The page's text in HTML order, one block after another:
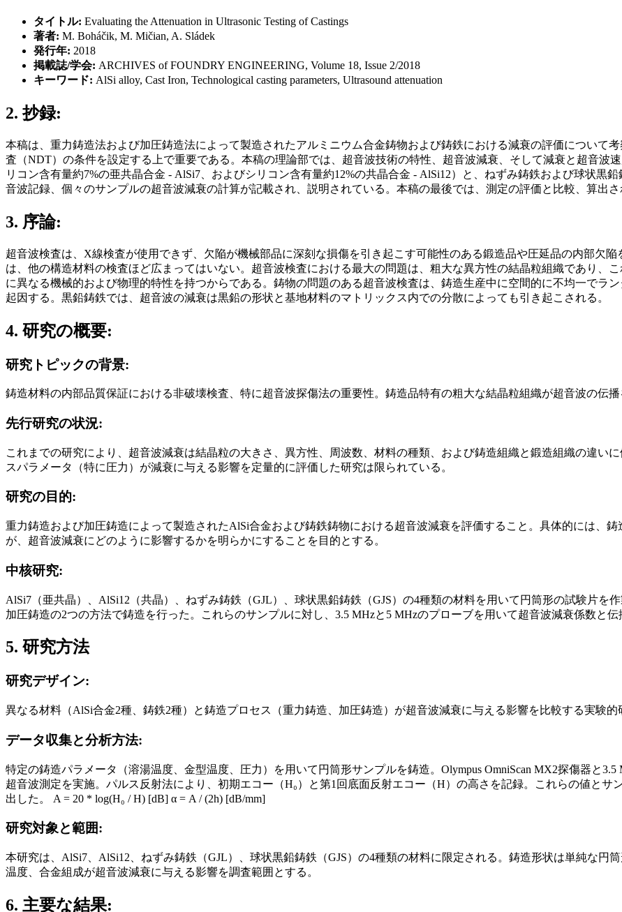
タイトル: Evaluating the Attenuation in Ultrasonic Testing of Castings
著者: M. Boháčik, M. Mičian, A. Sládek
発行年: 2018
掲載誌/学会: ARCHIVES of FOUNDRY ENGINEERING, Volume 18, Issue 2/2018
キーワード: AlSi alloy, Cast Iron, Technological casting parameters, Ultrasound attenuation
2. 抄録:
本稿は、重力鋳造法および加圧鋳造法によって製造されたアルミニウム合金鋳物および鋳鉄における減衰の評価について
査（NDT）の条件を設定する上で重要である。本稿の理論部では、超音波技術の特性、超音波減衰、そして減衰と超音波
リコン含有量約7%の亜共晶合金 - AlSi7、およびシリコン含有量約12%の共晶合金 - AlSi12）と、ねずみ鋳鉄および球状黒
音波記録、個々のサンプルの超音波減衰の計算が記載され、説明されている。本稿の最後では、測定の評価と比較、算出さ
3. 序論:
超音波検査は、X線検査が使用できず、欠陥が機械部品に深刻な損傷を引き起こす可能性のある鍛造品や圧延品の内部欠
は、他の構造材料の検査ほど広まってはいない。超音波検査における最大の問題は、粗大な異方性の結晶粒組織であり、
に異なる機械的および物理的特性を持つからである。鋳物の問題のある超音波検査は、鋳造生産中に空間的に不均一でラ
起因する。黒鉛鋳鉄では、超音波の減衰は黒鉛の形状と基地材料のマトリックス内での分散によっても引き起こされる。
4. 研究の概要:
研究トピックの背景:
鋳造材料の内部品質保証における非破壊検査、特に超音波探傷法の重要性。鋳造品特有の粗大な結晶粒組織が超音波の伝
先行研究の状況:
これまでの研究により、超音波減衰は結晶粒の大きさ、異方性、周波数、材料の種類、および鋳造組織と鍛造組織の違い
スパラメータ（特に圧力）が減衰に与える影響を定量的に評価した研究は限られている。
研究の目的:
重力鋳造および加圧鋳造によって製造されたAlSi合金および鋳鉄鋳物における超音波減衰を評価すること。具体的には、
が、超音波減衰にどのように影響するかを明らかにすることを目的とする。
中核研究:
AlSi7（亜共晶）、AlSi12（共晶）、ねずみ鋳鉄（GJL）、球状黒鉛鋳鉄（GJS）の4種類の材料を用いて円筒形の試験片を
加圧鋳造の2つの方法で鋳造を行った。これらのサンプルに対し、3.5 MHzと5 MHzのプローブを用いて超音波減衰係数と
5. 研究方法
研究デザイン:
異なる材料（AlSi合金2種、鋳鉄2種）と鋳造プロセス（重力鋳造、加圧鋳造）が超音波減衰に与える影響を比較する実験的
データ収集と分析方法:
特定の鋳造パラメータ（溶湯温度、金型温度、圧力）を用いて円筒形サンプルを鋳造。Olympus OmniScan MX2探傷器と
超音波測定を実施。パルス反射法により、初期エコー（H₀）と第1回底面反射エコー（H）の高さを記録。これらの値と
出した。 A = 20 * log(H₀ / H) [dB] α = A / (2h) [dB/mm]
研究対象と範囲:
本研究は、AlSi7、AlSi12、ねずみ鋳鉄（GJL）、球状黒鉛鋳鉄（GJS）の4種類の材料に限定される。鋳造形状は単純な円
温度、合金組成が超音波減衰に与える影響を調査範囲とする。
6. 主要な結果: